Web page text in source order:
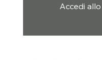
Accedi